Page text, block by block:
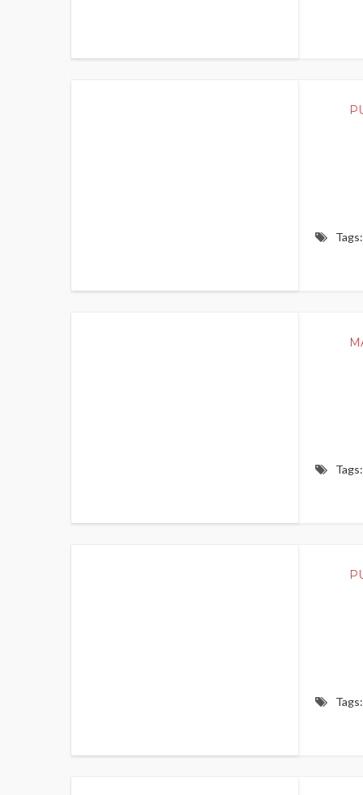
Tags:
Tags:
Tags: